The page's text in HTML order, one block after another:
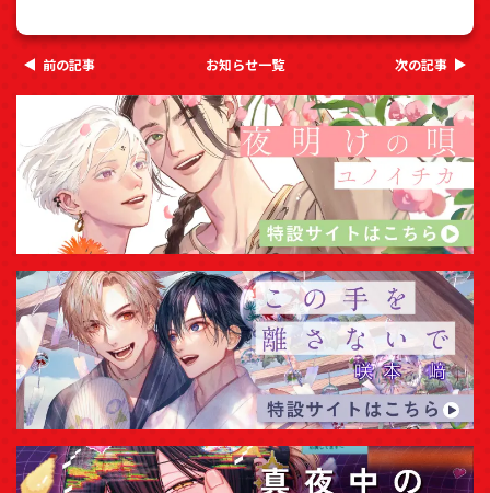
お知らせ一覧
前の記事 次の記事